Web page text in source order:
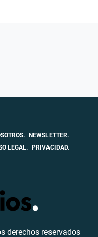
NEWSLETTER.
LEGAL.
PRIVACIDAD.
derechos reservados